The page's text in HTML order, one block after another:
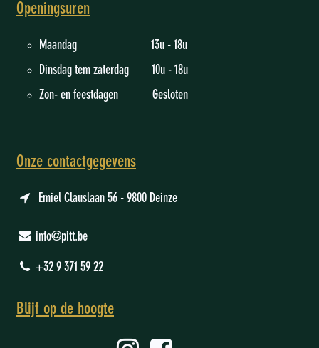
Openingsuren
Maandag 13u - 18u
Dinsdag tem zaterdag 10u - 18u
Zon- en feestdagen Gesloten
Onze contactgegevens
Emiel Clauslaan 56 - 9800 Deinze
info@pitt.be
+32 9 371 59 22
Blijf op de hoogte